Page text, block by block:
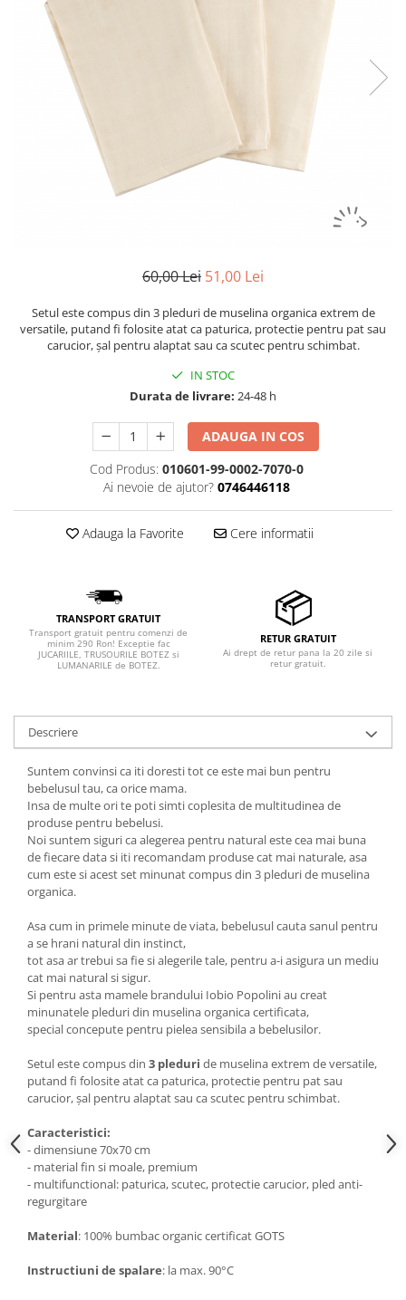
Botosei
Fulare si esarfe
Saci de dormit bebe
Perii de par bebe
60,00 Lei 51,00 Lei
Setul este compus din 3 pleduri de muselina organica extrem de
versatile, putand fi folosite atat ca paturica, protectie pentru pat sau
carucior, șal pentru alaptat sau ca scutec pentru schimbat.
IN STOC
Durata de livrare: 24-48 h
ADAUGA IN COS
Cod Produs: 010601-99-0002-7070-0
Ai nevoie de ajutor? 0746446118
Adauga la Favorite Cere informatii
TRANSPORT GRATUIT
Transport gratuit pentru comenzi de
minim 290 Ron! Exceptie fac
JUCARIILE, TRUSOURILE BOTEZ si
LUMANARILE de BOTEZ.
RETUR GRATUIT
Ai drept de retur pana la 20 zile si
retur gratuit.
Descriere
Suntem convinsi ca iti doresti tot ce este mai bun pentru
bebelusul tau, ca orice mama.
Insa de multe ori te poti simti coplesita de multitudinea de
produse pentru bebelusi.
Noi suntem siguri ca alegerea pentru natural este cea mai buna
de fiecare data si iti recomandam produse cat mai naturale, asa
cum este si acest set minunat compus din 3 pleduri de muselina
organica.
Asa cum in primele minute de viata, bebelusul cauta sanul pentru
a se hrani natural din instinct,
tot asa ar trebui sa fie si alegerile tale, pentru a-i asigura un mediu
cat mai natural si sigur.
Si pentru asta mamele brandului Iobio Popolini au creat
minunatele pleduri din muselina organica certificata,
special concepute pentru pielea sensibila a bebelusilor.
Setul este compus din 3 pleduri de muselina extrem de versatile,
putand fi folosite atat ca paturica, protectie pentru pat sau
carucior, șal pentru alaptat sau ca scutec pentru schimbat.
Caracteristici:
- dimensiune 70x70 cm
- material fin si moale, premium
- multifunctional: paturica, scutec, protectie carucior, pled anti-
regurgitare
Material: 100% bumbac organic certificat GOTS
Instructiuni de spalare: la max. 90°C